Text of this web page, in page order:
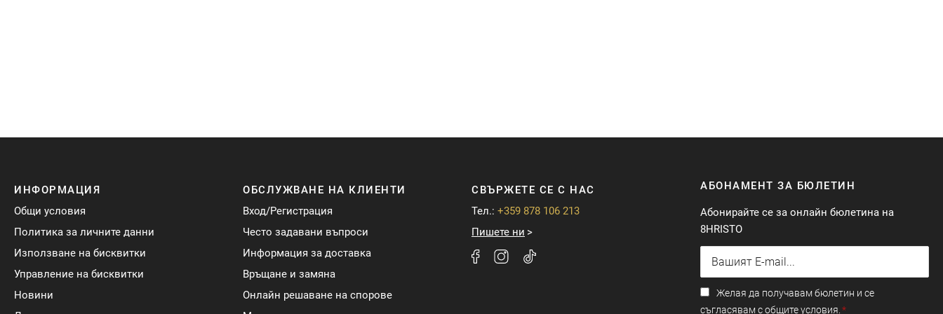
ИНФОРМАЦИЯ
Общи условия
Политика за личните данни
Използване на бисквитки
Управление на бисквитки
Новини
ОБСЛУЖВАНЕ НА КЛИЕНТИ
Вход/Регистрация
Често задавани въпроси
Информация за доставка
Връщане и замяна
Онлайн решаване на спорове
СВЪРЖЕТЕ СЕ С НАС
Тел.: +359 878 106 213
Пишете ни
АБОНАМЕНТ ЗА БЮЛЕТИН
Абонирайте се за онлайн бюлетина на
8HRISTO
Желая да получавам бюлетин и се
съгласявам с общите условия.